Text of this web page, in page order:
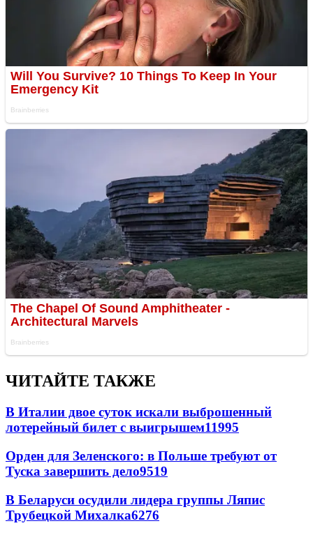
ЧИТАЙТЕ ТАКЖЕ
В Италии двое суток искали выброшенный
лотерейный билет с выигрышем11995
Орден для Зеленского: в Польше требуют от
Туска завершить дело9519
В Беларуси осудили лидера группы Ляпис
Трубецкой Михалка6276